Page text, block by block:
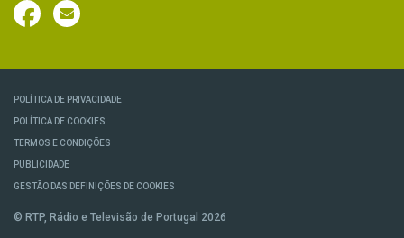
POLÍTICA DE PRIVACIDADE
POLÍTICA DE COOKIES
TERMOS E CONDIÇÕES
PUBLICIDADE
GESTÃO DAS DEFINIÇÕES DE COOKIES
© RTP, Rádio e Televisão de Portugal 2026